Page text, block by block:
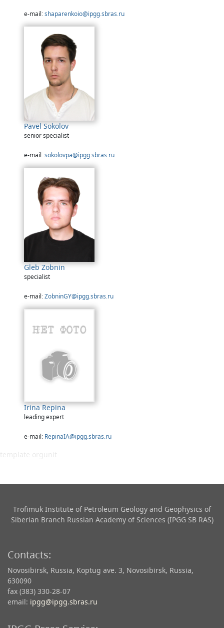
e-mail:shaparenkoio@ipgg.sbras.ru
Pavel Sokolov
senior specialist
e-mail:sokolovpa@ipgg.sbras.ru
Gleb Zobnin
specialist
e-mail:ZobninGY@ipgg.sbras.ru
Irina Repina
leading expert
e-mail: RepinaIA@ipgg.sbras.ru
Trofimuk Institute of Petroleum Geology and Geophysics​ of
Siberian Branch Russian Academy of Sciences (IPGG SB RAS)
Contacts:
Novosibirsk, Russia, Koptug ave. 3, Novosibirsk, Russia,
630090
fax (383) 330-28-07
email: ipgg@ipgg.sbras.ru